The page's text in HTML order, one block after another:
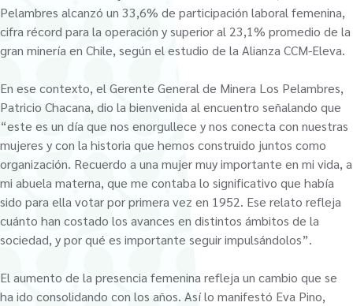
Pelambres alcanzó un 33,6% de participación laboral femenina,
cifra récord para la operación y superior al 23,1% promedio de la
gran minería en Chile, según el estudio de la Alianza CCM-Eleva.
En ese contexto, el Gerente General de Minera Los Pelambres,
Patricio Chacana, dio la bienvenida al encuentro señalando que
“este es un día que nos enorgullece y nos conecta con nuestras
mujeres y con la historia que hemos construido juntos como
organización. Recuerdo a una mujer muy importante en mi vida, a
mi abuela materna, que me contaba lo significativo que había
sido para ella votar por primera vez en 1952. Ese relato refleja
cuánto han costado los avances en distintos ámbitos de la
sociedad, y por qué es importante seguir impulsándolos”.
El aumento de la presencia femenina refleja un cambio que se
ha ido consolidando con los años. Así lo manifestó Eva Pino,